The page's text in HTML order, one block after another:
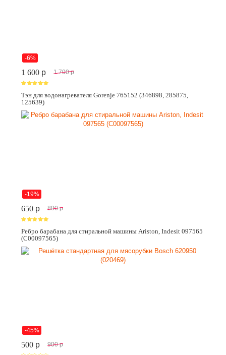
-6%
1 600 p 1 700 p
Тэн для водонагревателя Gorenje 765152 (346898, 285875,
125639)
-19%
650 p 800 p
Ребро барабана для стиральной машины Ariston, Indesit 097565
(C00097565)
-45%
500 p 900 p